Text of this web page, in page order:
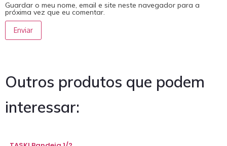
Guardar o meu nome, email e site neste navegador para a
próxima vez que eu comentar.
Outros produtos que podem
interessar: